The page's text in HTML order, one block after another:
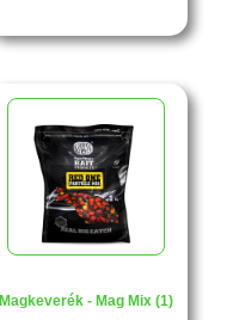
Magkeverék - Mag Mix (1)